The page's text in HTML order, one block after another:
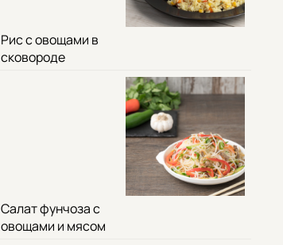
Рис с овощами в
сковороде
Салат фунчоза с
овощами и мясом